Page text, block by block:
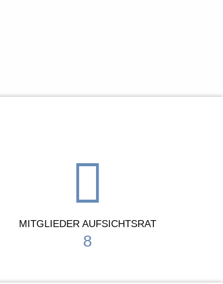
MITGLIEDER AUFSICHTSRAT
8